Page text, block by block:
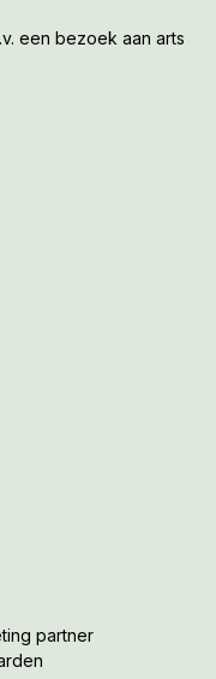
een bezoek aan arts
partner